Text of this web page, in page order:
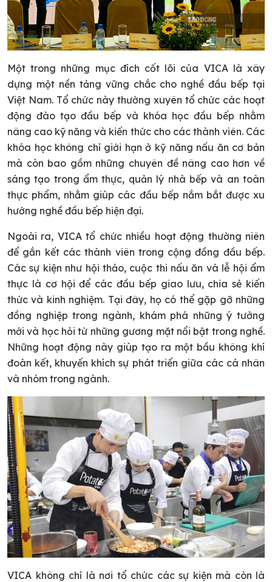
Một trong những mục đích cốt lõi của VICA là xây
dựng một nền tảng vững chắc cho nghề đầu bếp tại
Việt Nam. Tổ chức này thường xuyên tổ chức các hoạt
động đào tạo đầu bếp và khóa học đầu bếp nhằm
nâng cao kỹ năng và kiến thức cho các thành viên. Các
khóa học không chỉ giới hạn ở kỹ năng nấu ăn cơ bản
mà còn bao gồm những chuyên đề nâng cao hơn về
sáng tạo trong ẩm thực, quản lý nhà bếp và an toàn
thực phẩm, nhằm giúp các đầu bếp nắm bắt được xu
hướng nghề đầu bếp hiện đại.
Ngoài ra, VICA tổ chức nhiều hoạt động thường niên
để gắn kết các thành viên trong cộng đồng đầu bếp.
Các sự kiện như hội thảo, cuộc thi nấu ăn và lễ hội ẩm
thực là cơ hội để các đầu bếp giao lưu, chia sẻ kiến
thức và kinh nghiệm. Tại đây, họ có thể gặp gỡ những
đồng nghiệp trong ngành, khám phá những ý tưởng
mới và học hỏi từ những gương mặt nổi bật trong nghề.
Những hoạt động này giúp tạo ra một bầu không khí
đoàn kết, khuyến khích sự phát triển giữa các cá nhân
và nhóm trong ngành.
VICA không chỉ là nơi tổ chức các sự kiện mà còn là